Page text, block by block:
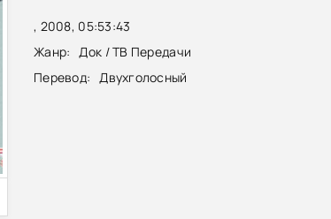
, 2008, 05:53:43
Жанр:
Док / ТВ Передачи
Перевод: Двухголосный